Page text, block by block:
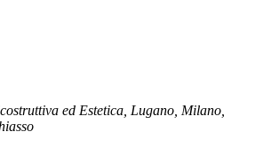
ed Estetica, Lugano, Milano,